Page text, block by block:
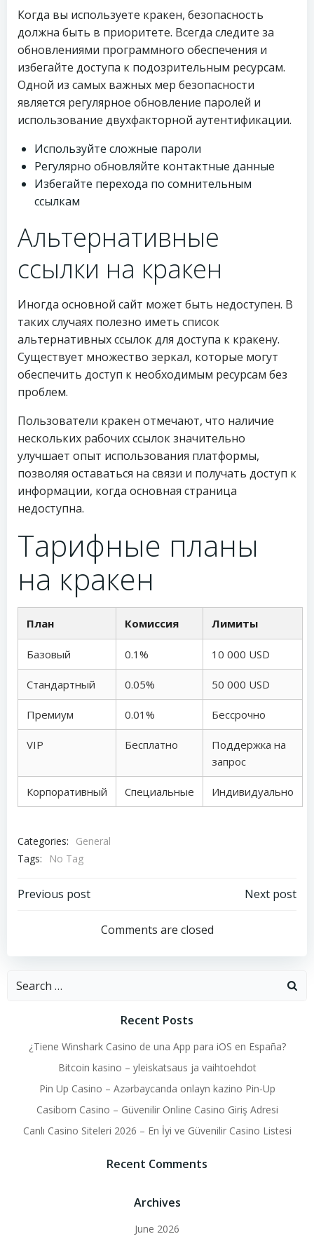
Когда вы используете кракен, безопасность
должна быть в приоритете. Всегда следите за
обновлениями программного обеспечения и
избегайте доступа к подозрительным ресурсам.
Одной из самых важных мер безопасности
является регулярное обновление паролей и
использование двухфакторной аутентификации.
Используйте сложные пароли
Регулярно обновляйте контактные данные
Избегайте перехода по сомнительным
ссылкам
Альтернативные
ссылки на кракен
Иногда основной сайт может быть недоступен. В
таких случаях полезно иметь список
альтернативных ссылок для доступа к кракену.
Существует множество зеркал, которые могут
обеспечить доступ к необходимым ресурсам без
проблем.
Пользователи кракен отмечают, что наличие
нескольких рабочих ссылок значительно
улучшает опыт использования платформы,
позволяя оставаться на связи и получать доступ к
информации, когда основная страница
недоступна.
Тарифные планы
на кракен
План Комиссия Лимиты
Базовый 0.1% 10 000 USD
Стандартный 0.05% 50 000 USD
Премиум 0.01% Бессрочно
VIP Бесплатно
Поддержка на
запрос
Корпоративный Специальные Индивидуально
Categories:
General
Tags:
No Tag
Post
navigation
Previous post
navigation
Next post
Comments are closed
Search
Recent Posts
¿Tiene Winshark Casino de una App para iOS en España?
Bitcoin kasino – yleiskatsaus ja vaihtoehdot
Pin Up Casino – Azərbaycanda onlayn kazino Pin-Up
Casibom Casino – Güvenilir Online Casino Giriş Adresi
Canlı Casino Siteleri 2026 – En İyi ve Güvenilir Casino Listesi
Recent Comments
Archives
June 2026